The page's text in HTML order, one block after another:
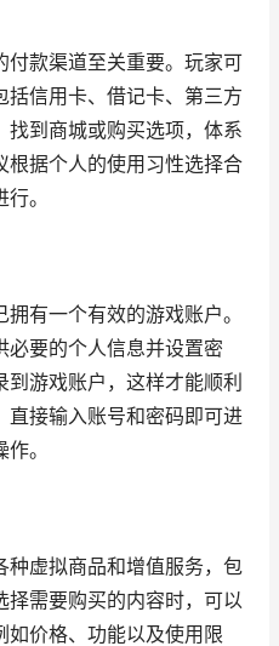
付款渠道至关重要。玩家可
括信用卡、借记卡、第三方
找到商城或购买选项，体系
根据个人的使用习性选择合
。
有一个有效的游戏账户。
必要的个人信息并设置密
游戏账户，这样才能顺利
直接输入账号和密码即可进
。
种虚拟商品和增值服务，包
需要购买的内容时，可以
如价格、功能以及使用限